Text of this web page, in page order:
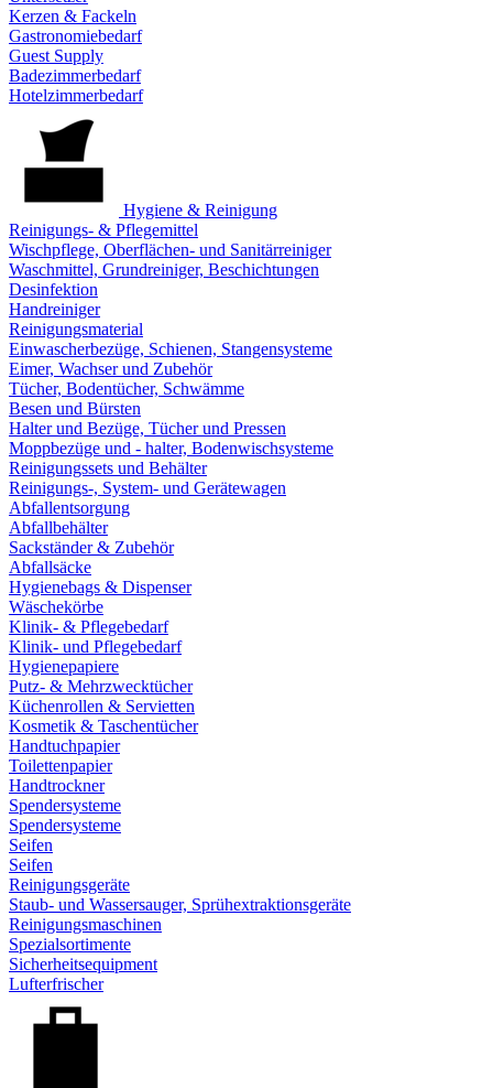
Kerzen & Fackeln
Gastronomiebedarf
Guest Supply
Badezimmerbedarf
Hotelzimmerbedarf
Hygiene & Reinigung
Reinigungs- & Pflegemittel
Wischpflege, Oberflächen- und Sanitärreiniger
Waschmittel, Grundreiniger, Beschichtungen
Desinfektion
Handreiniger
Reinigungsmaterial
Einwascherbezüge, Schienen, Stangensysteme
Eimer, Wachser und Zubehör
Tücher, Bodentücher, Schwämme
Besen und Bürsten
Halter und Bezüge, Tücher und Pressen
Moppbezüge und - halter, Bodenwischsysteme
Reinigungssets und Behälter
Reinigungs-, System- und Gerätewagen
Abfallentsorgung
Abfallbehälter
Sackständer & Zubehör
Abfallsäcke
Hygienebags & Dispenser
Wäschekörbe
Klinik- & Pflegebedarf
Klinik- und Pflegebedarf
Hygienepapiere
Putz- & Mehrzwecktücher
Küchenrollen & Servietten
Kosmetik & Taschentücher
Handtuchpapier
Toilettenpapier
Handtrockner
Spendersysteme
Spendersysteme
Seifen
Seifen
Reinigungsgeräte
Staub- und Wassersauger, Sprühextraktionsgeräte
Reinigungsmaschinen
Spezialsortimente
Sicherheitsequipment
Lufterfrischer